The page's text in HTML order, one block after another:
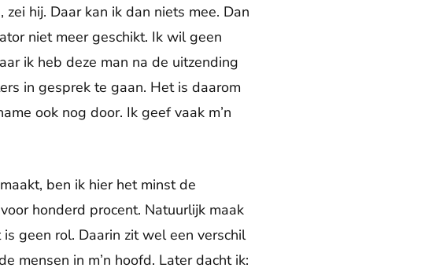
hij. Daar kan ik dan niets mee. Dan
niet meer geschikt. Ik wil geen
ik heb deze man na de uitzending
in gesprek te gaan. Het is daarom
ook nog door. Ik geef vaak m’n
ben ik hier het minst de
honderd procent. Natuurlijk maak
geen rol. Daarin zit wel een verschil
mensen in m’n hoofd. Later dacht ik: